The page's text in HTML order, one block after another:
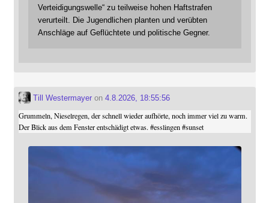
Verteidigungswelle“ zu teilweise hohen Haftstrafen
verurteilt. Die Jugendlichen planten und verübten
Anschläge auf Geflüchtete und politische Gegner.
Till Westermayeron 4.8.2026, 18:55:56
Grummeln, Nieselregen, der schnell wieder aufhörte, noch immer viel zu warm.
Der Blick aus dem Fenster entschädigt etwas. #esslingen #sunset